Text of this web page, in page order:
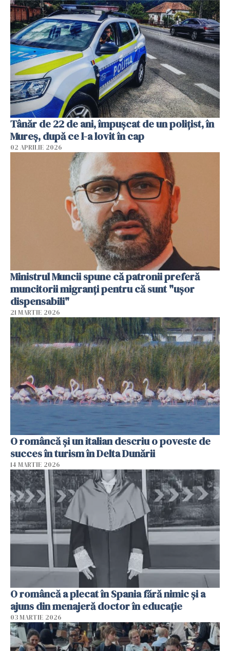
Tânăr de 22 de ani, împușcat de un polițist, în
Mureș, după ce l-a lovit în cap
02 APRILIE 2026
Ministrul Muncii spune că patronii preferă
muncitorii migranți pentru că sunt "uşor
dispensabili"
21 MARTIE 2026
O româncă și un italian descriu o poveste de
succes în turism în Delta Dunării
14 MARTIE 2026
O româncă a plecat în Spania fără nimic și a
ajuns din menajeră doctor în educație
03 MARTIE 2026